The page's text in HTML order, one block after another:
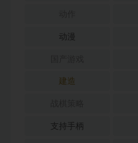
动漫
建造
支持手柄